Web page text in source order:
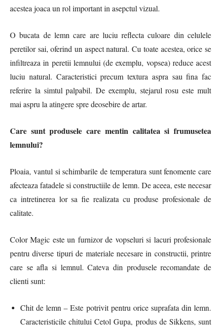
acestea joaca un rol important in asepctul vizual.
O bucata de lemn care are luciu reflecta culoare din celulele
peretilor sai, oferind un aspect natural. Cu toate acestea, orice se
infiltreaza in peretii lemnului (de exemplu, vopsea) reduce acest
luciu natural. Caracteristici precum textura aspra sau fina fac
referire la simtul palpabil. De exemplu, stejarul rosu este mult
mai aspru la atingere spre deosebire de artar.
Care sunt produsele care mentin calitatea si frumusetea
lemnului?
Ploaia, vantul si schimbarile de temperatura sunt fenomente care
afecteaza fatadele si constructiile de lemn. De aceea, este necesar
ca intretinerea lor sa fie realizata cu produse profesionale de
calitate.
Color Magic este un furnizor de vopseluri si lacuri profesionale
pentru diverse tipuri de materiale necesare in constructii, printre
care se afla si lemnul. Cateva din produsele recomandate de
clienti sunt:
Chit de lemn – Este potrivit pentru orice suprafata din lemn.
Caracteristicile chitului Cetol Gupa, produs de Sikkens, sunt